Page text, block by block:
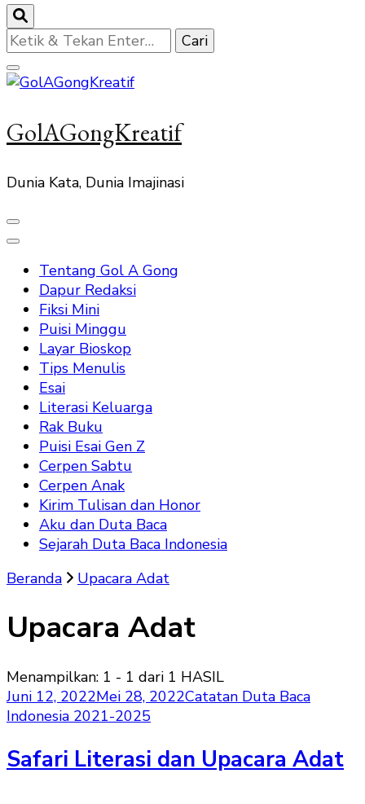
Mencari
Sesuatu?
GolAGongKreatif
Dunia Kata, Dunia Imajinasi
Tentang Gol A Gong
Dapur Redaksi
Fiksi Mini
Puisi Minggu
Layar Bioskop
Tips Menulis
Esai
Literasi Keluarga
Rak Buku
Puisi Esai Gen Z
Cerpen Sabtu
Cerpen Anak
Kirim Tulisan dan Honor
Aku dan Duta Baca
Sejarah Duta Baca Indonesia
Beranda
Upacara Adat
Upacara Adat
Menampilkan: 1 - 1 dari 1 HASIL
Juni 12, 2022Mei 28, 2022Catatan Duta Baca
Indonesia 2021-2025
Safari Literasi dan Upacara Adat